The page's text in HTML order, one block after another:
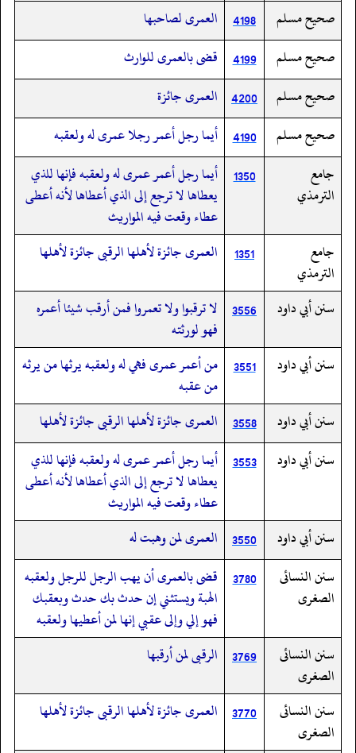
صحيح مسلم 4198
العمرى لصاحبها
صحيح مسلم
4199
قضى بالعمرى للوارث
صحيح مسلم
4200 العمرى جائزة
صحيح مسلم
4190 أيما رجل أعمر رجلا عمرى له ولعقبه
جامع
الترمذي
1350
أيما رجل أعمر عمرى له ولعقبه فإنها للذي
يعطاها لا ترجع إلى الذي أعطاها لأنه أعطى
عطاء وقعت فيه المواريث
جامع
الترمذي
1351 العمرى جائزة لأهلها الرقبى جائزة لأهلها
سنن أبي داود 3556 لا ترقبوا ولا تعمروا فمن أرقب شيئا أعمره
فهو لورثته
سنن أبي داود
3551
من أعمر عمرى فهي له ولعقبه يرثها من يرثه
من عقبه
سنن أبي داود
3558
العمرى جائزة لأهلها الرقبى جائزة لأهلها
سنن أبي داود
3553 أيما رجل أعمر عمرى له ولعقبه فإنها للذي
يعطاها لا ترجع إلى الذي أعطاها لأنه أعطى
عطاء وقعت فيه المواريث
سنن أبي داود
3550 العمرى لمن وهبت له
سنن النسائى
الصغرى
3780
قضى بالعمرى أن يهب الرجل للرجل ولعقبه
الهبة ويستثني إن حدث بك حدث وبعقبك
فهو إلي وإلى عقبي إنها لمن أعطيها ولعقبه
سنن النسائى
الصغرى
3769 الرقبى لمن أرقبها
سنن النسائى
الصغرى
3770 العمرى جائزة لأهلها الرقبى جائزة لأهلها